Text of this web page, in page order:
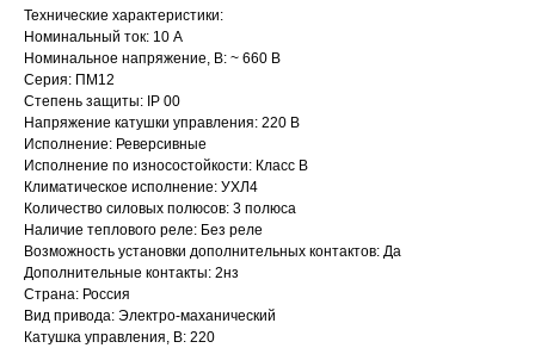
Технические характеристики:
Номинальный ток: 10 А
Номинальное напряжение, В: ~ 660 В
Серия: ПМ12
Степень защиты: IP 00
Напряжение катушки управления: 220 В
Исполнение: Реверсивные
Исполнение по износостойкости: Класс В
Климатическое исполнение: УХЛ4
Количество силовых полюсов: 3 полюса
Наличие теплового реле: Без реле
Возможность установки дополнительных контактов: Да
Дополнительные контакты: 2нз
Страна: Россия
Вид привода: Электро-маханический
Катушка управления, В: 220